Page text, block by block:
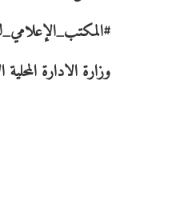
وزارة الادارة المحلية